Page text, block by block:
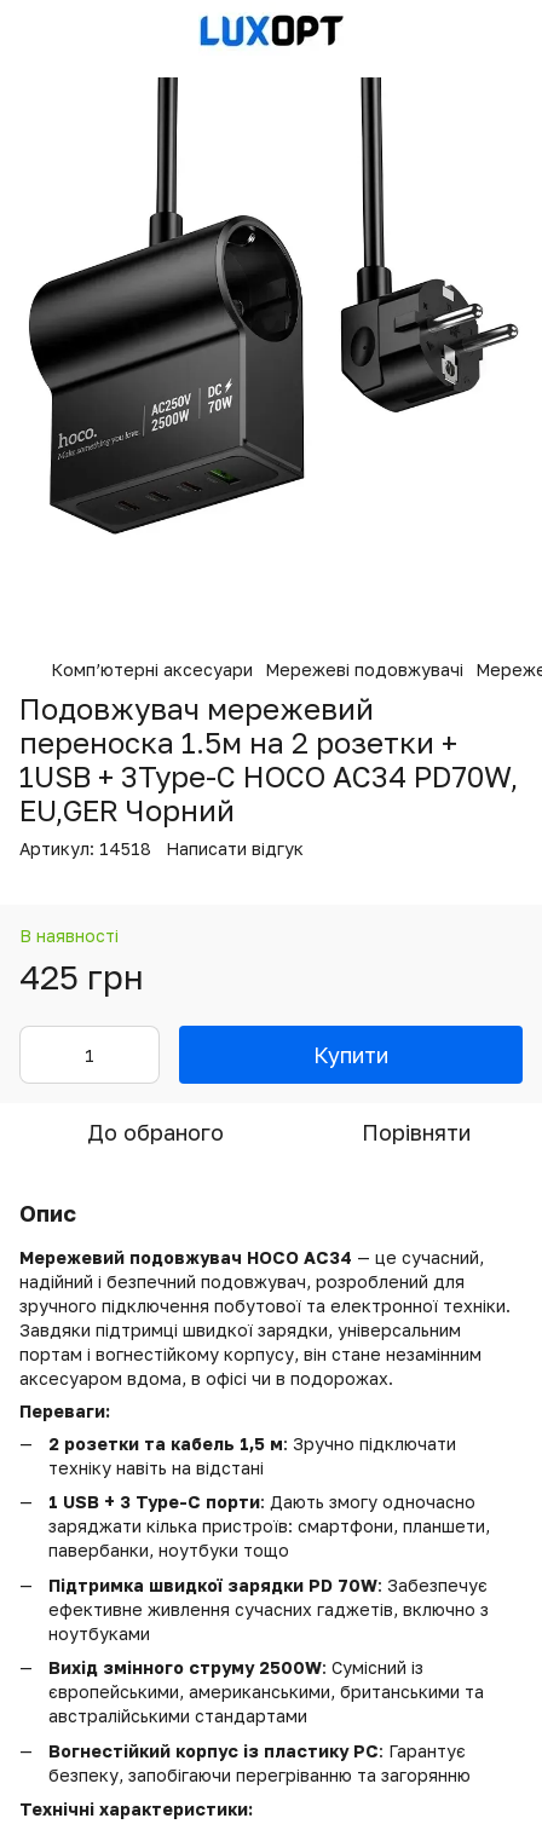
Комп’ютерні аксесуари Мережеві подовжувачі
Подовжувач мережевий
переноска 1.5м на 2 розетки +
1USB + 3Type-C HOCO AC34 PD70W,
EU,GER Чорний
Артикул: 14518 Написати відгук
В наявності
425 грн
Купити
До обраного Порівняти
Опис
Мережевий подовжувач HOCO AC34 — це сучасний,
надійний і безпечний подовжувач, розроблений для
зручного підключення побутової та електронної техніки.
Завдяки підтримці швидкої зарядки, універсальним
портам і вогнестійкому корпусу, він стане незамінним
аксесуаром вдома, в офісі чи в подорожах.
Переваги:
2 розетки та кабель 1,5 м: Зручно підключати
техніку навіть на відстані
1 USB + 3 Type-C порти: Дають змогу одночасно
заряджати кілька пристроїв: смартфони, планшети,
павербанки, ноутбуки тощо
Підтримка швидкої зарядки PD 70W: Забезпечує
ефективне живлення сучасних гаджетів, включно з
ноутбуками
Вихід змінного струму 2500W: Сумісний із
європейськими, американськими, британськими та
австралійськими стандартами
Вогнестійкий корпус із пластику PC: Гарантує
безпеку, запобігаючи перегріванню та загорянню
Технічні характеристики: